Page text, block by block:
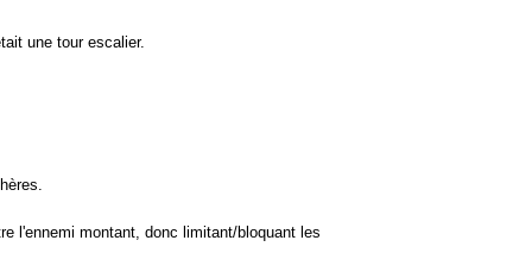
une tour escalier.
l'ennemi montant, donc limitant/bloquant les